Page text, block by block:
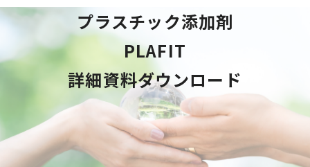
プラスチック添加剤
PLAFIT
詳細資料ダウンロード